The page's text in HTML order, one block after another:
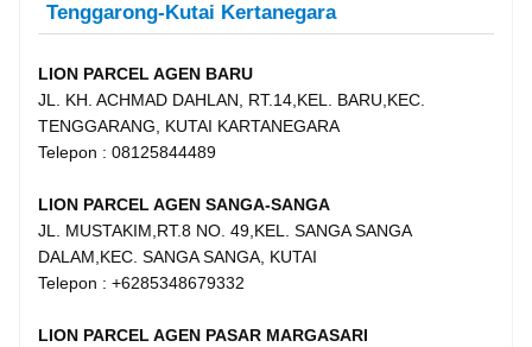
Tenggarong-Kutai Kertanegara
LION PARCEL AGEN BARU
JL. KH. ACHMAD DAHLAN, RT.14,KEL. BARU,KEC.
TENGGARANG, KUTAI KARTANEGARA
Telepon : 08125844489
LION PARCEL AGEN SANGA-SANGA
JL. MUSTAKIM,RT.8 NO. 49,KEL. SANGA SANGA
DALAM,KEC. SANGA SANGA, KUTAI
Telepon : +6285348679332
LION PARCEL AGEN PASAR MARGASARI